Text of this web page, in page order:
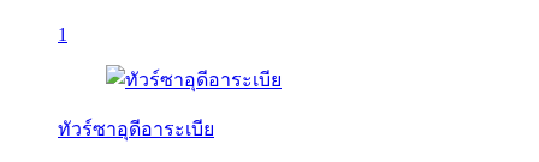
1
ทัวร์ซาอุดีอาระเบีย